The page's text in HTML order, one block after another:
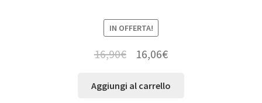
IN OFFERTA!
16,90€ 16,06€
Aggiungi al carrello